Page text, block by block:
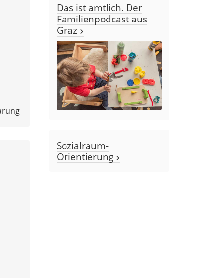
Das ist amtlich. Der
Familienpodcast aus
Graz
Sozialraum-
Orientierung